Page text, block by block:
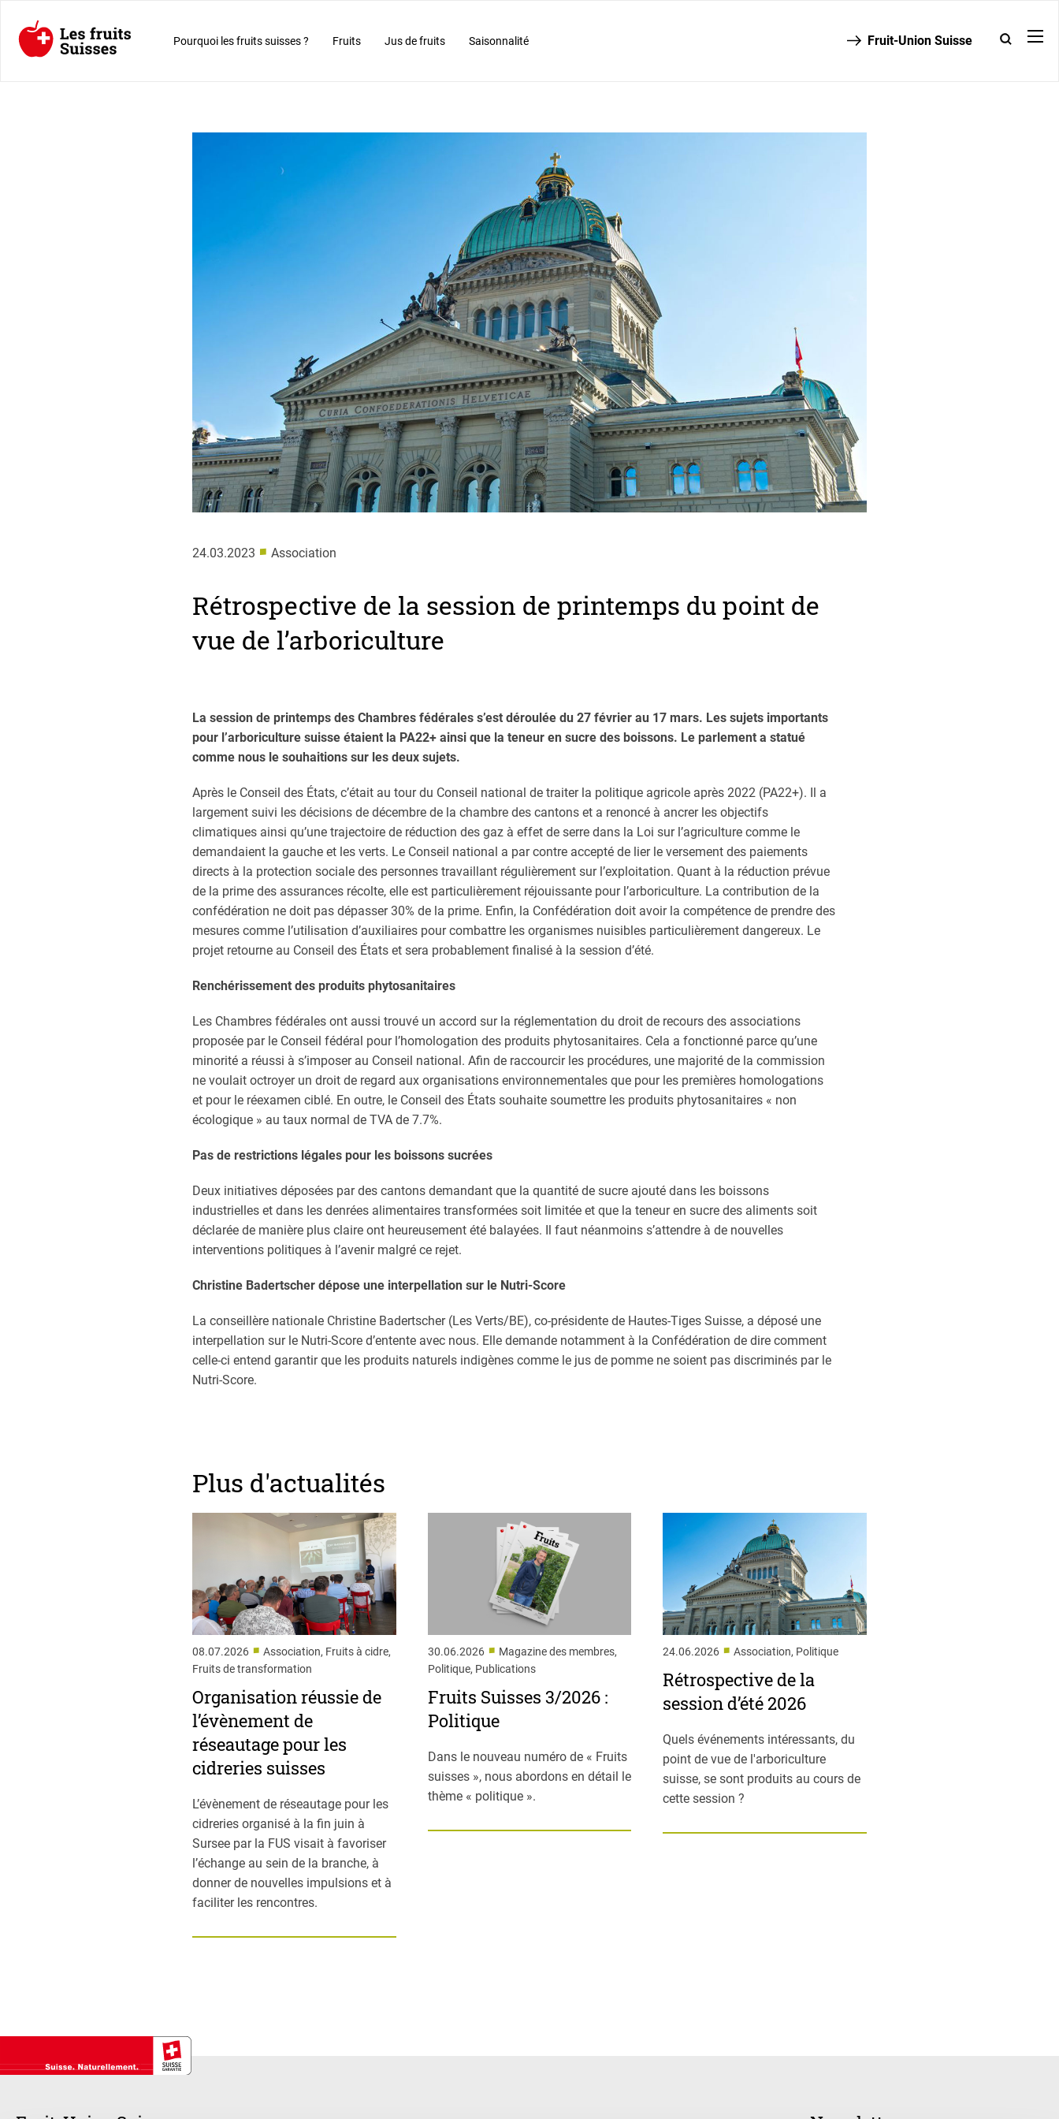
Pourquoi les fruits suisses ? Fruits Jus de fruits Saisonnalité Fruit-Union Suisse
24.03.2023 ■ Association
Rétrospective de la session de printemps du point de
vue de l’arboriculture
La session de printemps des Chambres fédérales s’est déroulée du 27 février au 17 mars. Les sujets importants
pour l’arboriculture suisse étaient la PA22+ ainsi que la teneur en sucre des boissons. Le parlement a statué
comme nous le souhaitions sur les deux sujets.
Après le Conseil des États, c’était au tour du Conseil national de traiter la politique agricole après 2022 (PA22+). Il a
largement suivi les décisions de décembre de la chambre des cantons et a renoncé à ancrer les objectifs
climatiques ainsi qu’une trajectoire de réduction des gaz à effet de serre dans la Loi sur l’agriculture comme le
demandaient la gauche et les verts. Le Conseil national a par contre accepté de lier le versement des paiements
directs à la protection sociale des personnes travaillant régulièrement sur l’exploitation. Quant à la réduction prévue
de la prime des assurances récolte, elle est particulièrement réjouissante pour l’arboriculture. La contribution de la
confédération ne doit pas dépasser 30% de la prime. Enfin, la Confédération doit avoir la compétence de prendre des
mesures comme l’utilisation d’auxiliaires pour combattre les organismes nuisibles particulièrement dangereux. Le
projet retourne au Conseil des États et sera probablement finalisé à la session d’été.
Renchérissement des produits phytosanitaires
Les Chambres fédérales ont aussi trouvé un accord sur la réglementation du droit de recours des associations
proposée par le Conseil fédéral pour l’homologation des produits phytosanitaires. Cela a fonctionné parce qu’une
minorité a réussi à s’imposer au Conseil national. Afin de raccourcir les procédures, une majorité de la commission
ne voulait octroyer un droit de regard aux organisations environnementales que pour les premières homologations
et pour le réexamen ciblé. En outre, le Conseil des États souhaite soumettre les produits phytosanitaires « non
écologique » au taux normal de TVA de 7.7%.
Pas de restrictions légales pour les boissons sucrées
Deux initiatives déposées par des cantons demandant que la quantité de sucre ajouté dans les boissons
industrielles et dans les denrées alimentaires transformées soit limitée et que la teneur en sucre des aliments soit
déclarée de manière plus claire ont heureusement été balayées. Il faut néanmoins s’attendre à de nouvelles
interventions politiques à l’avenir malgré ce rejet.
Christine Badertscher dépose une interpellation sur le Nutri-Score
La conseillère nationale Christine Badertscher (Les Verts/BE), co-présidente de Hautes-Tiges Suisse, a déposé une
interpellation sur le Nutri-Score d’entente avec nous. Elle demande notamment à la Confédération de dire comment
celle-ci entend garantir que les produits naturels indigènes comme le jus de pomme ne soient pas discriminés par le
Nutri-Score.
Plus d'actualités
08.07.2026 ■ Association, Fruits à cidre,
Fruits de transformation
Organisation réussie de
l’évènement de
réseautage pour les
cidreries suisses
L’évènement de réseautage pour les
cidreries organisé à la fin juin à
Sursee par la FUS visait à favoriser
l’échange au sein de la branche, à
donner de nouvelles impulsions et à
faciliter les rencontres.
30.06.2026 ■ Magazine des membres,
Politique, Publications
Fruits Suisses 3/2026 :
Politique
Dans le nouveau numéro de « Fruits
suisses », nous abordons en détail le
thème « politique ».
24.06.2026 ■ Association, Politique
Rétrospective de la
session d’été 2026
Quels événements intéressants, du
point de vue de l'arboriculture
suisse, se sont produits au cours de
cette session ?